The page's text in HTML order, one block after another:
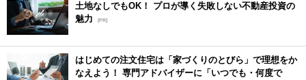
土地なしでもOK！ プロが導く失敗しない不動産投資の
魅力
[PR]
はじめての注文住宅は「家づくりのとびら」で理想をか
なえよう！ 専門アドバイザーに「いつでも・何度で